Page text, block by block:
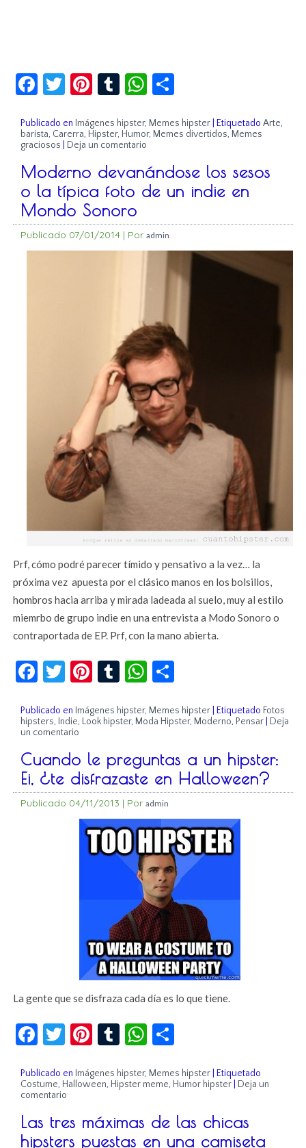
Facebook
Twitter
Pinterest
TumblrWhatsApp
Publicado en Imágenes hipster, Memes hipster |Etiquetado Arte,
barista, Carerra, Hipster, Humor, Memes divertidos, Memes
graciosos
Deja un comentario
Moderno devanándose los sesos
o la típica foto de un indie en
Mondo Sonoro
Publicado 07/01/2014 | Por admin
Prf, cómo podré parecer tímido y pensativo a la vez… la
próxima vez apuesta por el clásico manos en los bolsillos,
hombros hacia arriba y mirada ladeada al suelo, muy al estilo
miemrbo de grupo indie en una entrevista a Modo Sonoro o
contraportada de EP. Prf, con la mano abierta.
Facebook
Twitter
Pinterest
TumblrWhatsApp
Publicado en Imágenes hipster, Memes hipster Etiquetado Fotos
hipsters, Indie, Look hipster, Moda Hipster, Moderno, Pensar
Deja
un comentario
Cuando le preguntas a un hipster:
Ei, ¿te disfrazaste en Halloween?
Publicado 04/11/2013 | Por admin
La gente que se disfraza cada día es lo que tiene.
Facebook
Twitter
Pinterest
TumblrWhatsApp
Publicado en Imágenes hipster, Memes hipster
Etiquetado
Costume, Halloween, Hipster meme, Humor hipster
Deja un
comentario
Las tres máximas de las chicas
hipsters puestas en una camiseta